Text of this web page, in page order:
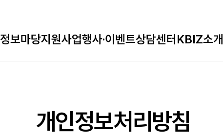
정보마당지원사업행사·이벤트상담센터KBIZ소개
개인정보처리방침